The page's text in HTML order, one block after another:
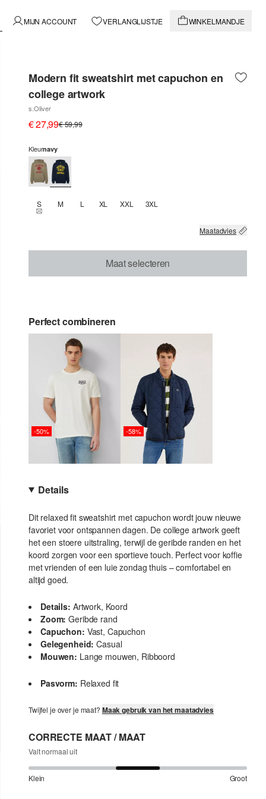
MIJN ACCOUNT VERLANGLIJSTJE WINKELMANDJE
Modern fit sweatshirt met capuchon en
college artwork
s.Oliver
€ 27,99€ 59,99
Kleurnavy
STHIS SIZE IS CURRENTLY OUT OF STOCK
M L XL XXL 3XL
Maatadvies
Maat selecteren
Perfect combineren
-50% -58%
Details
Dit relaxed fit sweatshirt met capuchon wordt jouw nieuwe
favoriet voor ontspannen dagen. De college artwork geeft
het een stoere uitstraling, terwijl de geribde randen en het
koord zorgen voor een sportieve touch. Perfect voor koffie
met vrienden of een luie zondag thuis – comfortabel en
altijd goed.
Details: Artwork, Koord
Zoom: Geribde rand
Capuchon: Vast, Capuchon
Gelegenheid: Casual
Mouwen: Lange mouwen, Ribboord
Pasvorm: Relaxed fit
Twijfel je over je maat? Maak gebruik van het maatadvies
CORRECTE MAAT / MAAT
Valt normaal uit
Klein Groot